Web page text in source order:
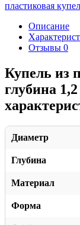
пластиковая
Описание
Отзывы 0
Купель из
глубина
Диаметр
Глубина
Материал
Форма